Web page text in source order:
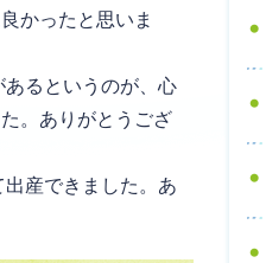
かったと思いま
るというのが、心
。ありがとうござ
産できました。あ